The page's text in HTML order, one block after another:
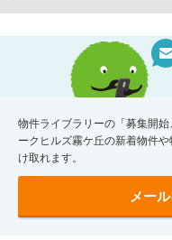
物件ライブラリーの「募集開
ークヒルズ霧ケ丘の新着物件
け取れます。
メー